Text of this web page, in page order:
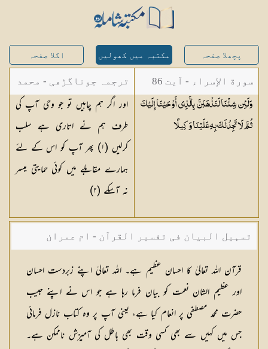
پچھلا صفحہ مکتبہ میں کھولیں اگلا صفحہ
سورة الإسراء - آیت 86
وَلَئِن شِئْنَا لَنَذْهَبَنَّ بِالَّذِي أَوْحَيْنَا إِلَيْكَ
ثُمَّ لَا تَجِدُ لَكَ بِهِ عَلَيْنَاوَكِيلًا
ترجمہ جوناگڑھی - محمد
جونا گڑھی
اور اگر ہم چاہیں تو جو وحی آپ کی
طرف ہم نے اتاری ہے سلب
کرلیں (١) پھر آپ کو اس کے لئے
ہمارے مقابلے میں کوئی حمایتی میسر
نہ آسکے (٢)
تسہیل البیان فی تفسیر القرآن - ام عمران
شکیلہ بنت میاں فضل حسین
قرآن اللہ تعالیٰ کا احسان عظیم ہے۔ اللہ تعالیٰ اپنے زبردست احسان
اور عظیم الشان نعمت کو بیان فرما رہا ہے جو اس نے اپنے حبیب
حضرت محمد مصطفی پر انعام کیا ہے، یعنی آپ پر وہ کتاب نازل فرمائی
جس میں کہیں سے بھی کسی وقت بھی باطل کی آمیزش ناممکن ہے۔